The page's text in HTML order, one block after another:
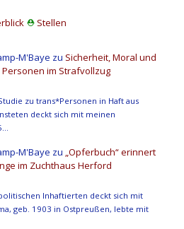
⛑ Stellen
M'Baye zu Sicherheit, Moral und
im Strafvollzug
zu trans*Personen in Haft aus
deckt sich mit meinen
M'Baye zu „Opferbuch“ erinnert
im Zuchthaus Herford
Inhaftierten deckt sich mit
geb. 1903 in Ostpreußen, lebte mit